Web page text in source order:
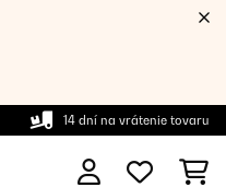
14 dní na vrátenie tovaru